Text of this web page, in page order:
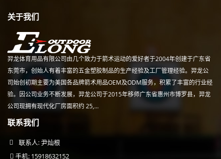
关于我们
羿龙体育用品有限公司由几个致力于箭术运动的爱好者于2004年创建于广东省
东莞市，创始人有着丰富的五金塑胶制品的生产经验及工厂管理经验。羿龙公
司始创初期主要为美国各品牌箭术用品OEM及ODM服务，积累了丰富的行业经
验。因公司业务不断发展，羿龙公司于2015年移师广东省惠州市博罗县，羿龙
公司现拥有现代化厂房面积约 25,...
联系我们
联系人: 尹灿根
手机: 15918632152